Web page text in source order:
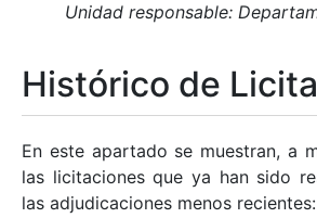
Mostrar/Ocultar
Mostrar/Ocultar
Unidad responsable:
Histórico de
En este apartado se muestran, a
las licitaciones que ya han sido
las adjudicaciones menos recientes: